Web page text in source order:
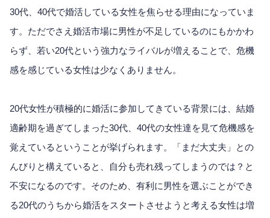
30代、40代で婚活している女性を焦らせる理由になっていま
す。ただでさえ婚活市場に男性が不足しているのにもかかわ
らず、若い20代という強力なライバルが増えることで、危機
感を感じている女性は少なくありません。
20代女性が積極的に婚活に参加してきている背景には、結婚
適齢期を過ぎてしまった30代、40代の女性達を見て危機感を
覚えているということが挙げられます。「まだ大丈夫」との
んびりと構えていると、自分も売れ残ってしまうのでは？と
不安になるのです。そのため、有利に男性を選ぶことができ
る20代のうちから婚活をスタートさせようと考える女性は増